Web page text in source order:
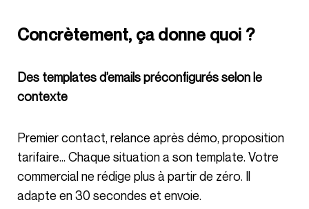
Concrètement, ça donne quoi ?
Des templates d’emails préconfigurés selon le
contexte
Premier contact, relance après démo, proposition
tarifaire… Chaque situation a son template. Votre
commercial ne rédige plus à partir de zéro. Il
adapte en 30 secondes et envoie.